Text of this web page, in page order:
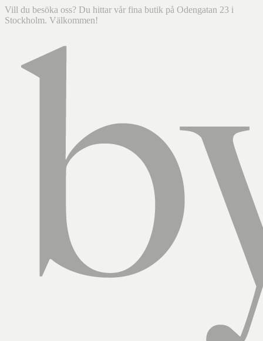
Vill du besöka oss? Du hittar vår fina butik på Odengatan 23 i
Stockholm. Välkommen!